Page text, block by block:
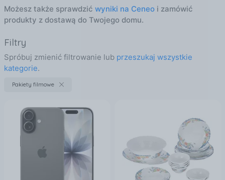
Możesz także sprawdzić wyniki na Ceneoi zamówić
produkty z dostawą do Twojego domu.
Filtry
Spróbuj zmienić filtrowanie lub przeszukaj wszystkie
kategorie.
Pakiety filmowe